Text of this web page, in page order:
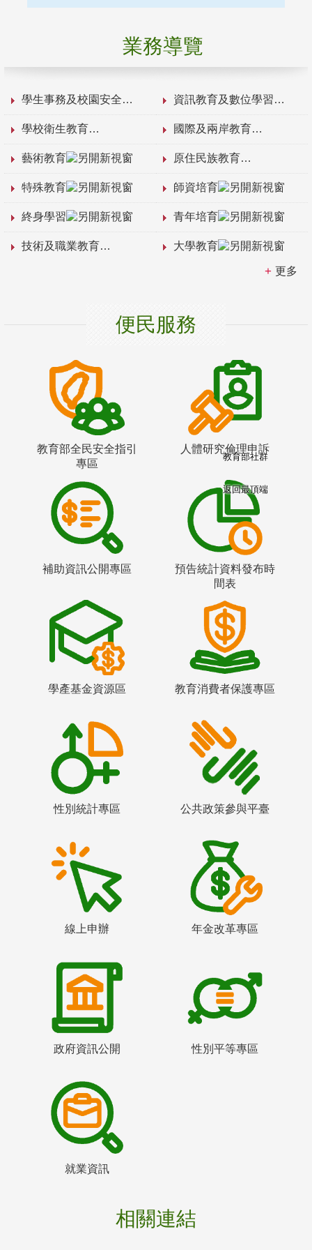
業務導覽
學生事務及校園安全 資訊教育及數位學習
學校衛生教育 國際及兩岸教育
藝術教育 原住民族教育
特殊教育 師資培育
終身學習 青年培育
技術及職業教育 大學教育
更多
便民服務
教育部全民安全指引
專區
人體研究倫理申訴
補助資訊公開專區
預告統計資料發布時
間表
學產基金資源區 教育消費者保護專區
性別統計專區 公共政策參與平臺
線上申辦 年金改革專區
政府資訊公開 性別平等專區
就業資訊
相關連結
教育部社群
返回最頂端